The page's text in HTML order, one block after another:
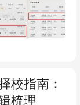
校指南：
梳理